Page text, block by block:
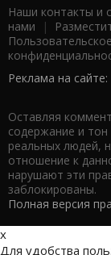
Наши контакты и
нами |
Реклама на сайте:
Оставляя
содержание и
реальных людей,
отношение к
нарушают эти
заблокированы.
Полная версия
x
Для удобства